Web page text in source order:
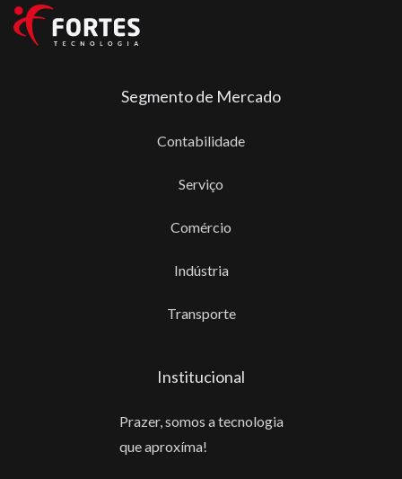
Segmento de Mercado
Contabilidade
Serviço
Comércio
Indústria
Transporte
Institucional
Prazer, somos a tecnologia
que aproxíma!